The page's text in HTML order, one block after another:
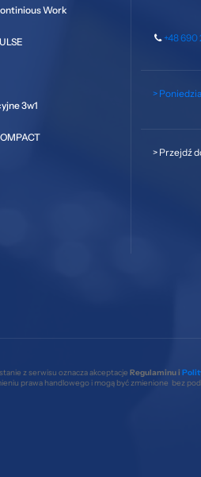
Work
3w1
+48 690
>
> Przejdź
z serwisu oznacza akceptacje Regulaminu i
prawa handlowego i mogą być zmienione bez